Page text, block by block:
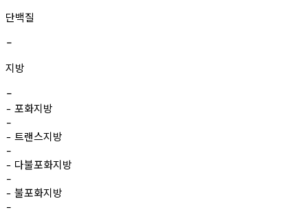
단백질
-
지방
-
- 포화지방
-
- 트랜스지방
-
- 다불포화지방
-
- 불포화지방
-